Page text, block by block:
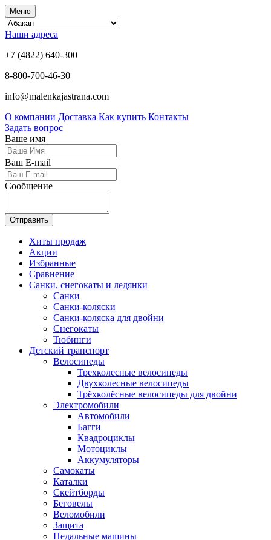
Меню
Наши адреса
+7 (4822) 640-300
8-800-700-46-30
info@malenkajastrana.com
О компании Доставка Как купить Контакты
Задать вопрос
Ваше имя
Ваш E-mail
Сообщение
Отправить
Хиты продаж
Акции
Избранные
Сравнение
Санки, снегокаты и ледянки
Санки
Санки-коляски
Санки-коляска для двойни
Снегокаты
Тюбинги
Детский транспорт
Велосипеды
Трехколесные велосипеды
Двухколесные велосипеды
Трёхколёсные велосипеды для двойни
Электромобили
Автомобили
Багги
Квадроциклы
Мотоциклы
Аккумуляторы
Самокаты
Каталки
Скейтборды
Беговелы
Веломобили
Защита
Педальные машины